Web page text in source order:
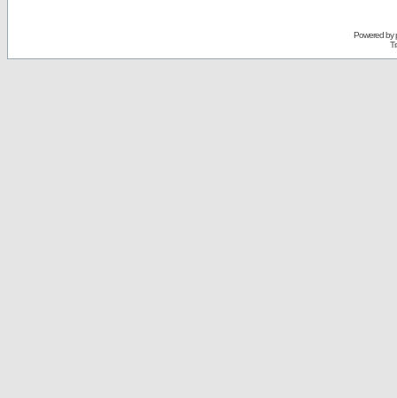
Powered by